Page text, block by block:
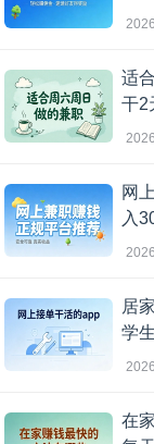
适
干2
网
入
居
学
在